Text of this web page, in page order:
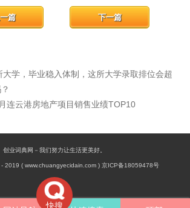
大学，毕业稳入体制，这所大学录取排位会超
下一篇
连云港房地产项目销售业绩TOP10
篇
快搜
创业词典网－我们努力让生活更美好。
2019 ( www.chuangyecidain.com ) 京ICP备18059478号